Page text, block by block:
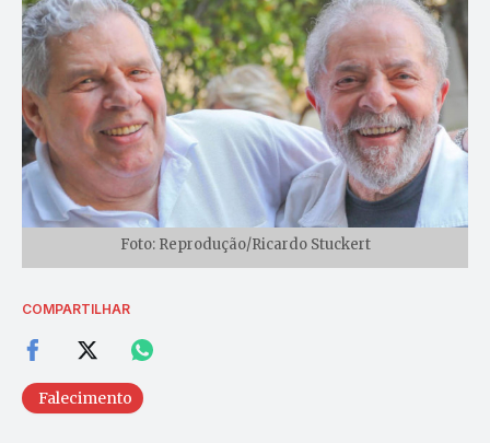
Foto: Reprodução/Ricardo Stuckert
COMPARTILHAR
Falecimento